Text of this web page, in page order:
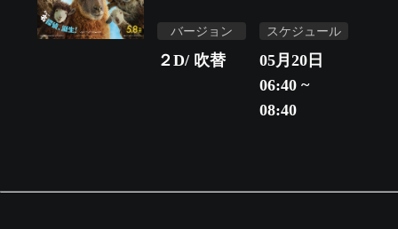
バージョン
２D/ 吹替
スケジュール
05月20日
06:40 ~
08:40